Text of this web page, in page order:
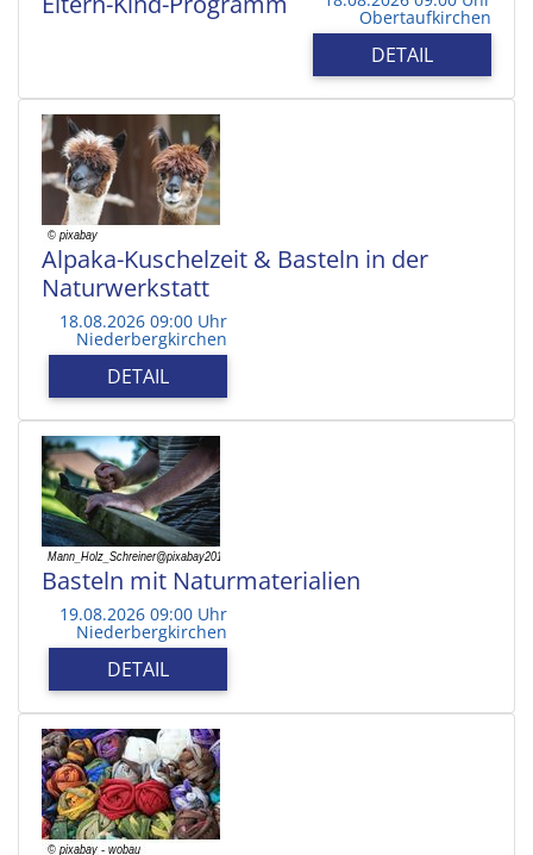
Obertaufkirchen
DETAIL
Alpaka-Kuschelzeit & Basteln in der
Naturwerkstatt
18.08.2026 09:00 Uhr
Niederbergkirchen
DETAIL
Basteln mit Naturmaterialien
19.08.2026 09:00 Uhr
Niederbergkirchen
DETAIL